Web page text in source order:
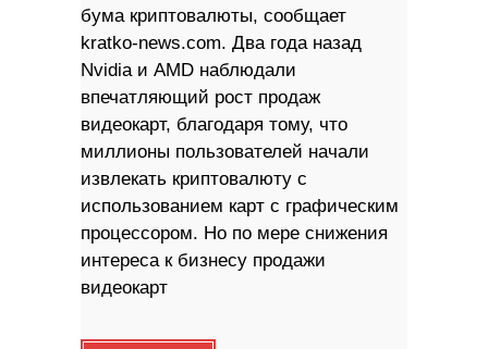
бума криптовалюты, сообщает
kratko-news.com. Два года назад
Nvidia и AMD наблюдали
впечатляющий рост продаж
видеокарт, благодаря тому, что
миллионы пользователей начали
извлекать криптовалюту с
использованием карт с графическим
процессором. Но по мере снижения
интереса к бизнесу продажи
видеокарт